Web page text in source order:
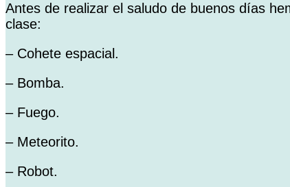
Antes de realizar el saludo de buenos días
clase:
– Cohete espacial.
– Bomba.
– Fuego.
– Meteorito.
– Robot.